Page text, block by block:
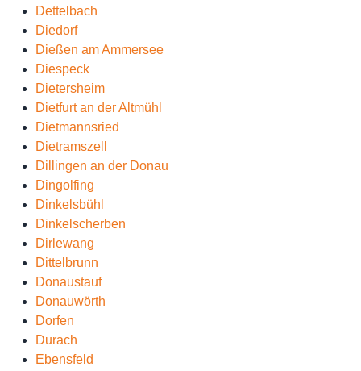
Dettelbach
Diedorf
Dießen am Ammersee
Diespeck
Dietersheim
Dietfurt an der Altmühl
Dietmannsried
Dietramszell
Dillingen an der Donau
Dingolfing
Dinkelsbühl
Dinkelscherben
Dirlewang
Dittelbrunn
Donaustauf
Donauwörth
Dorfen
Durach
Ebensfeld